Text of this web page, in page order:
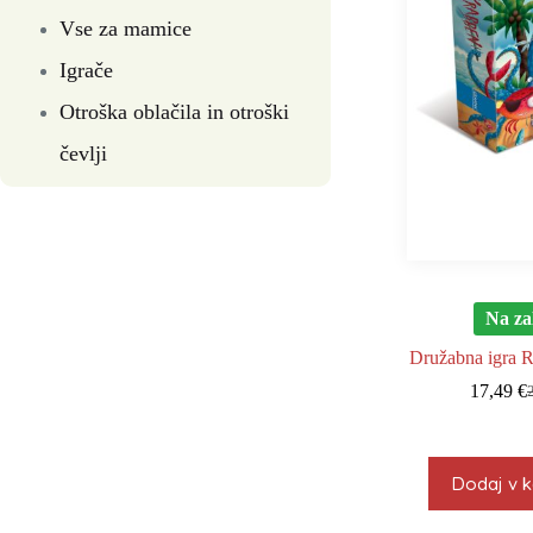
Na
Družabna igra
17,49€
Dodaj v
Vse za mamice
Igrače
Otroška oblačila in otroški
čevlji